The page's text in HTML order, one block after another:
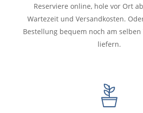
Reserviere online, hole vor Ort
Wartezeit und Versandkosten.
Bestellung bequem noch am selben
liefern.